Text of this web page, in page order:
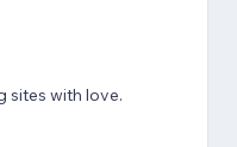
sites with love.